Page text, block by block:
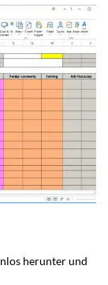
herunter und